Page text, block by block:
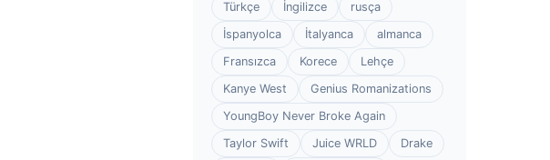
Türkçe İngilizce
rusça
İspanyolca
İtalyanca
almanca
Fransızca
Korece
Lehçe
Kanye West
Genius Romanizations
YoungBoy Never Broke Again
Taylor Swift
Juice WRLD
Drake